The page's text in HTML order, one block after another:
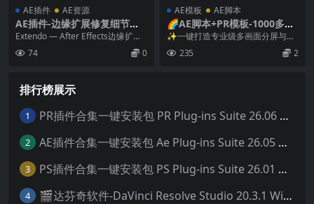
AE插件 AE资源
AE插件-边缘扩展修复细节还
原工具 Extendo V1.2.0 Win/
Extendo — After Effects边缘扩展
74 0
AE模板 AE脚本
🌈AE脚本+PR模板-1000多画
面分屏网格组合｜极致多屏展
✨一键打造专业级多画面分屏与动
感网格转场！ 如果你正在制作 科技
宣传片 / 商业...
235 2
排行榜展示
1 PR插件合集一键安装包 PR Plug-ins Suite 26.06 一键安装PR所有常用插件！
2 AE插件合集一键安装包 Ae Plug-ins Suite 26.05 一键安装AE所有常用插件！
3 PS插件合集一键安装包 PS Plug-ins Suite 26.01 一键安装PS所有常用插件！
4 🎬达芬奇软件-DaVinci Resolve Studio 20.3.1 Win/Mac中文破解版下载